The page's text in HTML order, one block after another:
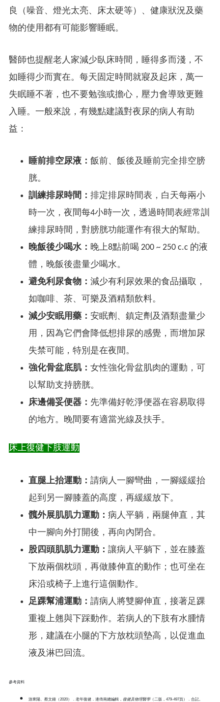
良（噪音、燈光太亮、床太硬等）、健康狀況及藥
物的使用都有可能影響睡眠。
醫師也提醒老人家減少臥床時間，睡得多而淺，不
如睡得少而實在。每天固定時間就寢及起床，萬一
失眠睡不著，也不要勉強或擔心，壓力會導致更難
入睡。一般來說，有幾點建議對夜尿的病人有助
益：
睡前排空尿液： 飯前、飯後及睡前完全排空膀
胱。
訓練排尿時間： 排定排尿時間表，白天每兩小
時一次，夜間每4小時一次，透過時間表經常訓
練排尿時間，對膀胱功能運作有很大的幫助。
晚飯後少喝水： 晚上8點前喝 200 ~ 250 c.c 的液
體，晚飯後盡量少喝水。
避免利尿食物： 減少有利尿效果的食品攝取，
如咖啡、茶、可樂及酒精類飲料。
減少安眠用藥： 安眠劑、鎮定劑及酒類盡量少
用，因為它們會降低想排尿的感覺，而增加尿
失禁可能，特別是在夜間。
強化骨盆底肌： 女性強化骨盆肌肉的運動，可
以幫助支持膀胱。
床邊備妥便器： 先準備好乾淨便器在容易取得
的地方。晚間要有適當光線及扶手。
床上復健下肢運動
直腿上抬運動： 請病人一腳彎曲，一腳緩緩抬
起到另一腳膝蓋的高度，再緩緩放下。
髖外展肌肌力運動： 病人平躺，兩腿伸直，其
中一腳向外打開後，再向內閉合。
股四頭肌肌力運動： 讓病人平躺下，並在膝蓋
下放兩個枕頭，再做膝伸直的動作；也可坐在
床沿或椅子上進行這個動作。
足踝幫浦運動： 請病人將雙腳伸直，接著足踝
重複上翹與下踩動作。若病人的下肢有水腫情
形，建議在小腿的下方放枕頭墊高，以促進血
液及淋巴回流。
參考資料
游東陽、蔡文鐘（2020）．老年復健．連倚南總編輯， 復健及物理醫學（二版，479-497頁）．合記。